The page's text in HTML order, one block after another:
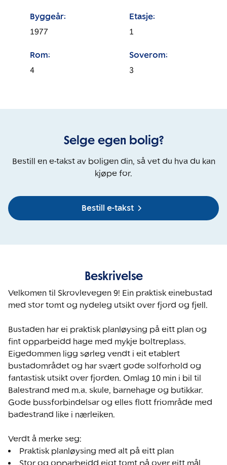
Byggeår:
1977
Etasje:
1
Rom:
4
Soverom:
3
Selge egen bolig?
Bestill en e-takst av boligen din, så vet du hva du kan
kjøpe for.
Bestill e-takst
Beskrivelse
Velkomen til Skrovlevegen 9! Ein praktisk einebustad
med stor tomt og nydeleg utsikt over fjord og fjell.
Bustaden har ei praktisk planløysing på eitt plan og
fint opparbeidd hage med mykje boltreplass.
Eigedommen ligg sørleg vendt i eit etablert
bustadområdet og har svært gode solforhold og
fantastisk utsikt over fjorden. Omlag 10 min i bil til
Balestrand med m.a. skule, barnehage og butikkar.
Gode bussforbindelsar og elles flott friområde med
badestrand like i nærleiken.
Verdt å merke seg:
Praktisk planløysing med alt på eitt plan